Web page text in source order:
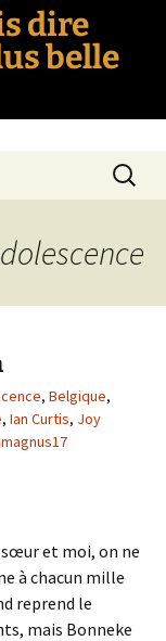
dire
belle
, Belgique,
, Ian Curtis, Joy
et moi, on ne
à chacun mille
reprend le
mais Bonneke